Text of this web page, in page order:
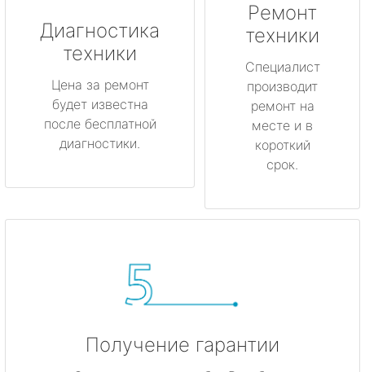
Диагностика
техники
Цена за ремонт
будет известна
после бесплатной
диагностики.
Ремонт
техники
Специалист
производит
ремонт на
месте и в
короткий
срок.
Получение гарантии